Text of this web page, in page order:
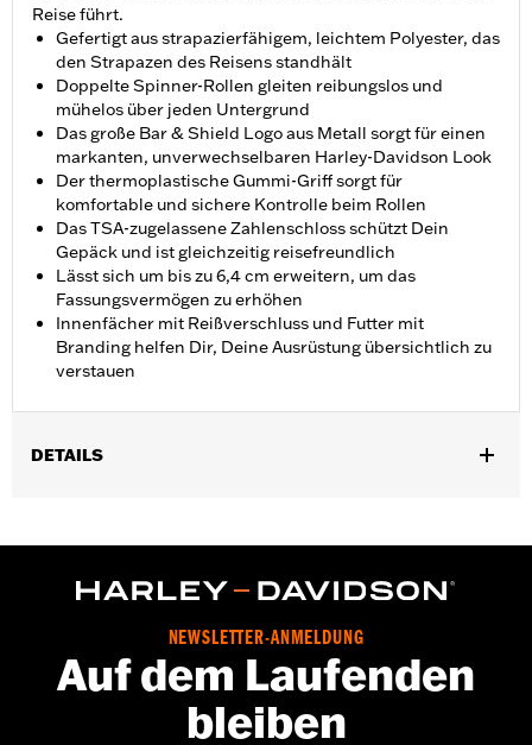
Reise führt.
Gefertigt aus strapazierfähigem, leichtem Polyester, das
den Strapazen des Reisens standhält
Doppelte Spinner-Rollen gleiten reibungslos und
mühelos über jeden Untergrund
Das große Bar & Shield Logo aus Metall sorgt für einen
markanten, unverwechselbaren Harley-Davidson Look
Der thermoplastische Gummi-Griff sorgt für
komfortable und sichere Kontrolle beim Rollen
Das TSA-zugelassene Zahlenschloss schützt Dein
Gepäck und ist gleichzeitig reisefreundlich
Lässt sich um bis zu 6,4 cm erweitern, um das
Fassungsvermögen zu erhöhen
Innenfächer mit Reißverschluss und Futter mit
Branding helfen Dir, Deine Ausrüstung übersichtlich zu
verstauen
DETAILS
Funktionsmerkmale:Medium Check-In
NEWSLETTER-ANMELDUNG
Auf dem Laufenden
bleiben